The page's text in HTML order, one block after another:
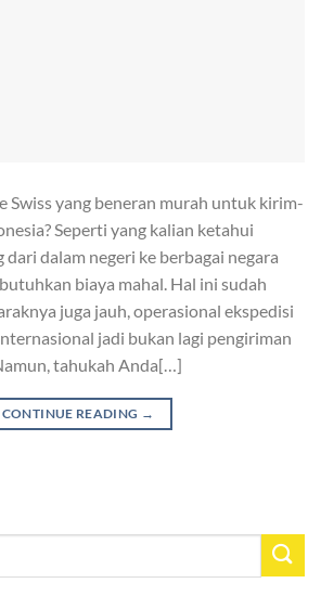
Swiss yang beneran murah untuk kirim-
Seperti yang kalian ketahui
dalam negeri ke berbagai negara
biaya mahal. Hal ini sudah
juga jauh, operasional ekspedisi
jadi bukan lagi pengiriman
tahukah Anda[…]
CONTINUE READING →